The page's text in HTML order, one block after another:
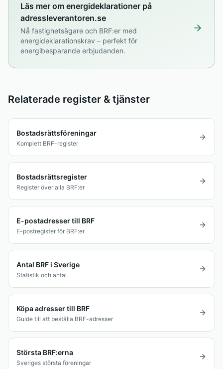
Läs mer om energideklarationer på
adressleverantoren.se
Nå fastighetsägare och BRF:er med
energideklarationskrav – perfekt för
energibesparande erbjudanden.
Relaterade register & tjänster
Bostadsrättsföreningar
Komplett BRF-register
Bostadsrättsregister
Register över alla BRF:er
E-postadresser till BRF
E-postregister för BRF:er
Antal BRF i Sverige
Statistik och antal
Köpa adresser till BRF
Guide till att beställa BRF-adresser
Största BRF:erna
Sveriges största föreningar